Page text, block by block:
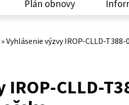
Plán obnovy
»Vyhlásenie výzvy IROP-CLLD-
CLLD-